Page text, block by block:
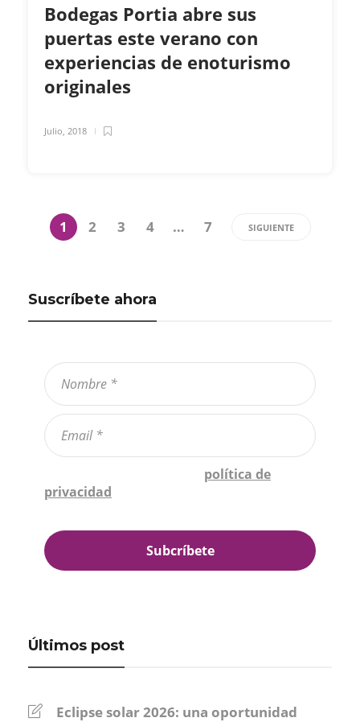
Bodegas Portia abre sus
puertas este verano con
experiencias de enoturismo
originales
Julio, 2018
1 2 3 4 … 7 SIGUIENTE
Suscríbete ahora
política de
privacidad
Últimos post
Eclipse solar 2026: una oportunidad